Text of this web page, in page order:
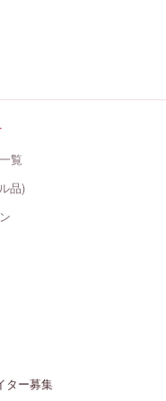
覧
品)
ター募集